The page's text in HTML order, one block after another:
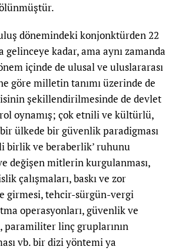
dönemindeki konjonktürden 22
gelinceye kadar, ama aynı zamanda
içinde de ulusal ve uluslararası
göre milletin tanımı üzerinde de
şekillendirilmesinde de devlet
rol oynamış; çok etnili ve kültürlü,
ülkede bir güvenlik paradigması
birlik ve beraberlik’ ruhunu
değişen mitlerin kurgulanması,
çalışmaları, baskı ve zor
girmesi, tehcir-sürgün-vergi
operasyonları, güvenlik ve
paramiliter linç gruplarının
vb. bir dizi yöntemi ya